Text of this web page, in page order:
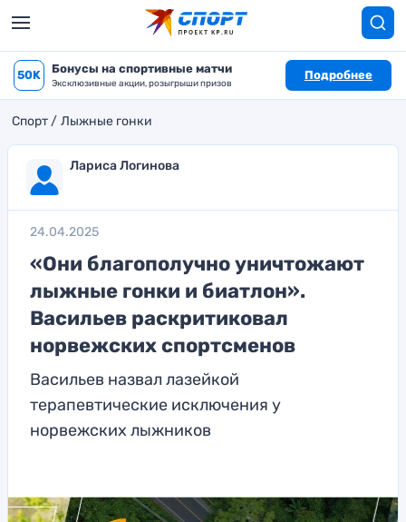
50K Бонусы на спортивные матчи
Эксклюзивные акции, розыгрыши призов
Подробнее
Спорт Лыжные гонки
Лариса Логинова
24.04.2025
«Они благополучно уничтожают
лыжные гонки и биатлон».
Васильев раскритиковал
норвежских спортсменов
Васильев назвал лазейкой
терапевтические исключения у
норвежских лыжников